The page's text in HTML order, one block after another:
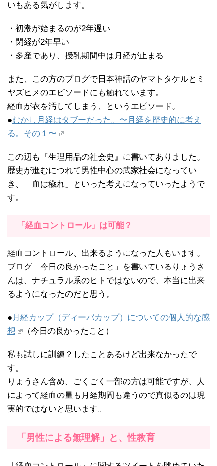
いもある気がします。
・初潮が始まるのが2年遅い
・閉経が2年早い
・多産であり、授乳期間中は月経が止まる
また、この方のブログで日本神話のヤマトタケルとミ
ヤズヒメのエピソードにも触れています。
経血が衣を汚してしまう、というエピソード。
●むかし月経はタブーだった。〜月経を歴史的に考え
る。その１〜
この辺も『生理用品の社会史』に書いてありました。
歴史が進むにつれて男性中心の武家社会になってい
き、「血は穢れ」といった考えになっていったようで
す。
「経血コントロール」は可能？
経血コントロール、出来るようになった人もいます。
ブログ「今日の良かったこと」を書いているりょうさ
んは、ナチュラル系のヒトではないので、本当に出来
るようになったのだと思う。
● 月経カップ（ディーバカップ）についての個人的な感
想
（今日の良かったこと）
私も試しに訓練？したことあるけど出来なかったで
す。
りょうさん含め、ごくごく一部の方は可能ですが、人
によって経血の量も月経期間も違うので真似るのは現
実的ではないと思います。
「男性による無理解」と、性教育